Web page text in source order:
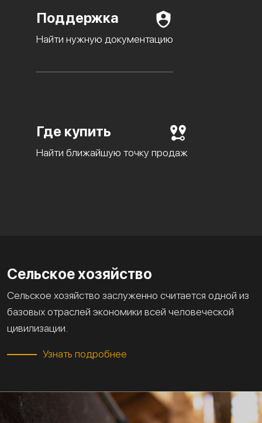
Поддержка
Найти нужную документацию
Где купить
Найти ближайшую точку продаж
Сельское хозяйство
Сельское хозяйство заслуженно считается одной из
базовых отраслей экономики всей человеческой
цивилизации.
Узнать подробнее